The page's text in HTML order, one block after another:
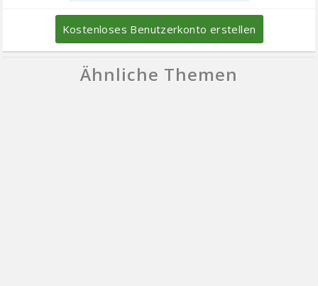
Kostenloses Benutzerkonto erstellen
Ähnliche Themen